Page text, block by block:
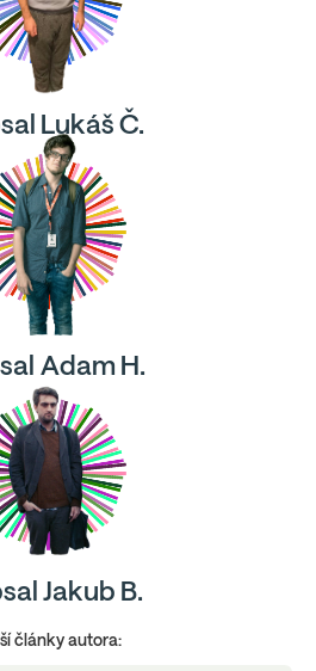
Lukáš Č.
Adam H.
Jakub B.
články autora: